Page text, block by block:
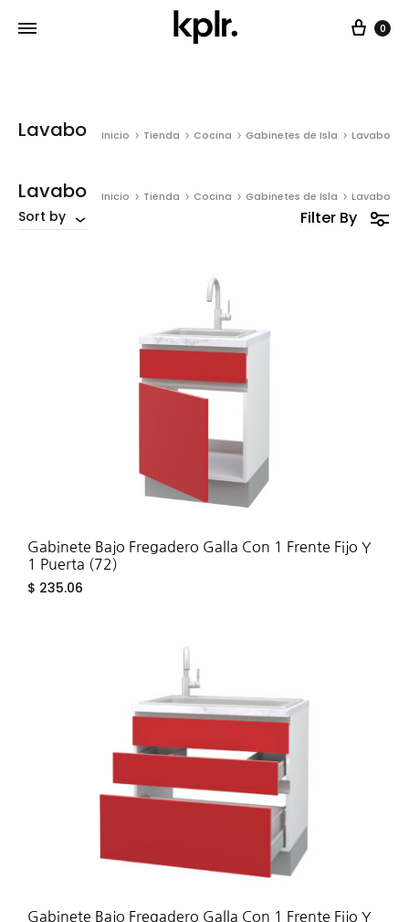
0
Lavabo Inicio Tienda Cocina Gabinetes de Isla Lavabo
Lavabo Inicio Tienda Cocina Gabinetes de Isla Lavabo
Sort by Filter By
Gabinete Bajo Fregadero Galla Con 1 Frente Fijo Y
1 Puerta (72)
$ 235.06
Gabinete Bajo Fregadero Galla Con 1 Frente Fijo Y